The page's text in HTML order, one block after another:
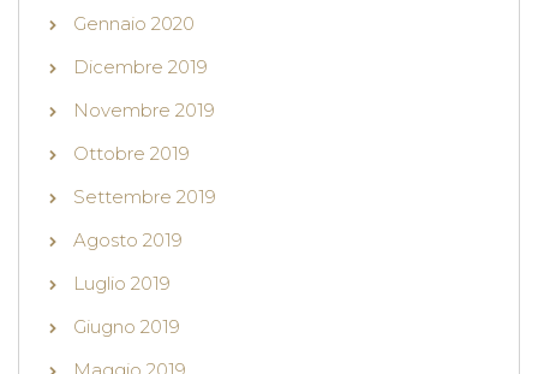
Gennaio 2020
Dicembre 2019
Novembre 2019
Ottobre 2019
Settembre 2019
Agosto 2019
Luglio 2019
Giugno 2019